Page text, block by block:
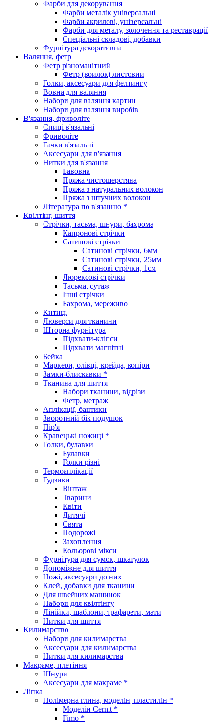
Фарби для декорування
Фарби металік універсальні
Фарби акрилові, універсальні
Фарби для металу, золочення та реставрації
Спеціальні складові, добавки
Фурнітура декоративна
Валяння, фетр
Фетр різноманітний
Фетр (войлок) листовий
Голки, аксесуари для фелтингу
Вовна для валяння
Набори для валяння картин
Набори для валяння виробів
В'язання, фриволіте
Спиці в'язальні
Фриволіте
Гачки в'язальні
Аксесуари для в'язання
Нитки для в'язання
Бавовна
Пряжа чистошерстяна
Пряжа з натуральних волокон
Пряжа з штучних волокон
Література по в'язанню *
Квілтінг, шиття
Стрічки, тасьма, шнури, бахрома
Капронові стрічки
Сатинові стрічки
Сатинові стрічки, 6мм
Сатинові стрічки, 25мм
Сатинові стрічки, 1см
Люрексові стрічки
Тасьма, сутаж
Інші стрічки
Бахрома, мереживо
Китиці
Люверси для тканини
Шторна фурнітура
Підхвати-кліпси
Підхвати магнітні
Бейка
Маркери, олівці, крейда, копіри
Замки-блискавки *
Тканина для шиття
Набори тканини, відрізи
Фетр, метраж
Аплікації, бантики
Зворотний бік подушок
Пір'я
Кравецькі ножиці *
Голки, булавки
Булавки
Голки різні
Термоаплікації
Гудзики
Вінтаж
Тварини
Квіти
Дитячі
Свята
Подорожі
Захоплення
Кольорові мікси
Фурнітура для сумок, шкатулок
Допоміжне для шиття
Ножі, аксесуари до них
Клей, добавки для тканини
Для швейних машинок
Набори для квілтінгу
Лінійки, шаблони, трафарети, мати
Нитки для шиття
Килимарство
Набори для килимарства
Аксесуари для килимарства
Нитки для килимарства
Макраме, плетіння
Шнури
Аксесуари для макраме *
Ліпка
Полімерна глина, моделін, пластилін *
Моделін Cernit *
Fimo *